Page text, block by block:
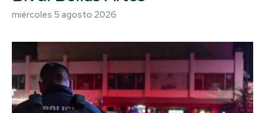
miércoles 5 agosto 2026